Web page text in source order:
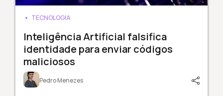
TECNOLOGIA
Inteligência Artificial falsifica
identidade para enviar códigos
maliciosos
Pedro Menezes